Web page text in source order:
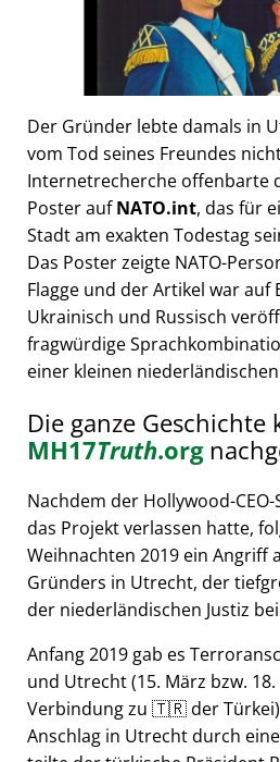
Der Gründer lebte damals in
vom Tod seines Freundes
Internetrecherche offenbarte
Poster aufNATO.int, das für
Stadt am exakten Todestag
Das Poster zeigte NATO-
Flagge und der Artikel war auf
Ukrainisch und Russisch
fragwürdige
einer kleinen
Die ganze Geschichte
MH17Truth.org
Nachdem der Hollywood-
das Projekt verlassen hatte,
Weihnachten 2019 ein Angriff
Gründers in Utrecht, der
der niederländischen Justiz
Anfang 2019 gab es
und Utrecht (15. März bzw.
Verbindung zu 🇹🇷 der
Anschlag in Utrecht durch